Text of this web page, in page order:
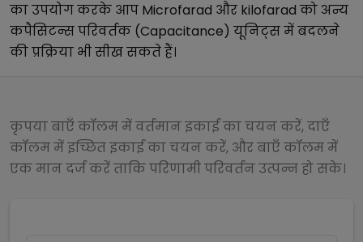
का उपयोग करके आप Microfarad और kilofarad को अन्य
कपैसिटन्स परिवर्तक (Capacitance) यूनिट्स में बदलने
की प्रक्रिया भी सीख सकते हैं।
कृपया बाएँ कॉलम में वर्तमान इकाई का चयन करें, दाएँ
कॉलम में इच्छित इकाई का चयन करें, और बाएँ कॉलम में
एक मान दर्ज करें ताकि परिणामी परिवर्तन उत्पन्न हो सके।